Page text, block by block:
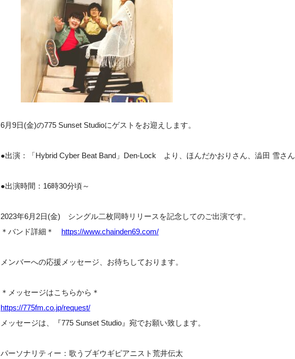
6月9日(金)の775 Sunset Studioにゲストをお迎えします。
●出演： 「Hybrid Cyber Beat Band」Den-Lock より、ほんだかおりさん、澁田 雪さん
●出演時間：16時30分頃～
2023年6月2日(金) シングル二枚同時リリースを記念してのご出演です。
＊バンド詳細＊ https://www.chainden69.com/
メンバーへの応援メッセージ、お待ちしております。
＊メッセージはこちらから＊
https://775fm.co.jp/request/
メッセージは、『775 Sunset Studio』宛でお願い致します。
パーソナリティー：歌うブギウギピアニスト荒井伝太